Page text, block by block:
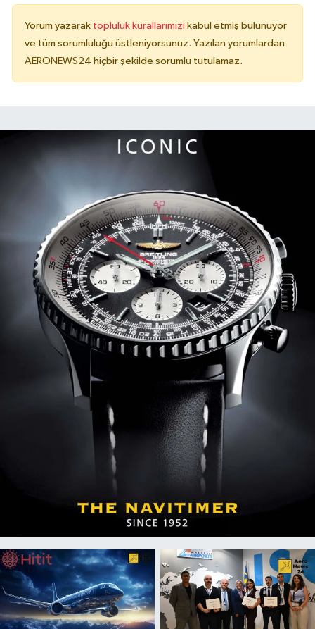
Yorum yazarak topluluk kurallarımızı kabul etmiş bulunuyor
ve tüm sorumluluğu üstleniyorsunuz. Yazılan yorumlardan
AERONEWS24 hiçbir şekilde sorumlu tutulamaz.